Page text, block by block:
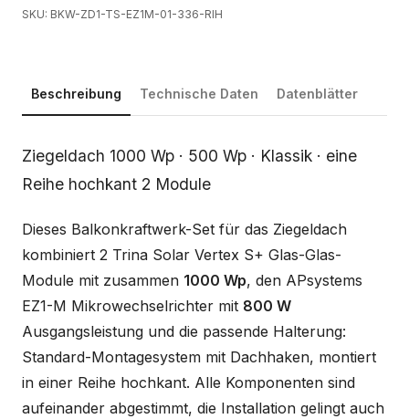
SKU: BKW-ZD1-TS-EZ1M-01-336-RIH
Beschreibung Technische Daten Datenblätter
Beschreibung
Ziegeldach 1000 Wp · 500 Wp · Klassik · eine
Reihe hochkant 2 Module
Dieses Balkonkraftwerk-Set für das Ziegeldach
kombiniert 2 Trina Solar Vertex S+ Glas-Glas-
Module mit zusammen 1000 Wp, den APsystems
EZ1-M Mikrowechselrichter mit 800 W
Ausgangsleistung und die passende Halterung:
Standard-Montagesystem mit Dachhaken, montiert
in einer Reihe hochkant. Alle Komponenten sind
aufeinander abgestimmt, die Installation gelingt auch